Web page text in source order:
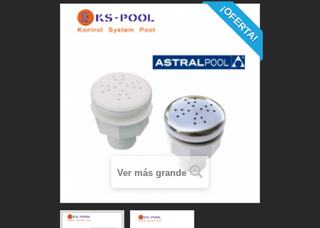
¡OFERTA!
Ver más grande